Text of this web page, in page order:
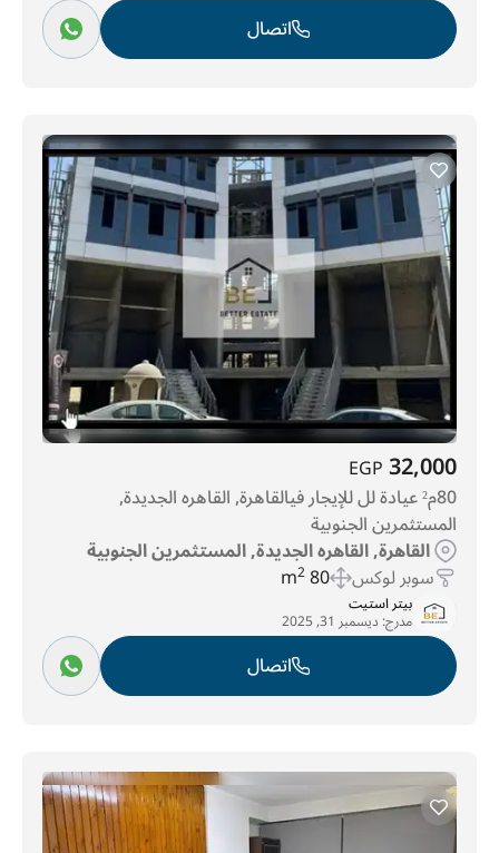
اتصال
32,000
EGP
80م² عيادة لل للإيجار فيالقاهرة, القاهره الجديدة,
المستثمرين الجنوبية
القاهرة, القاهره الجديدة, المستثمرين الجنوبية
سوبر لوكس 80 m
2
بيتر استيت
مدرج: ديسمبر 31, 2025
اتصال